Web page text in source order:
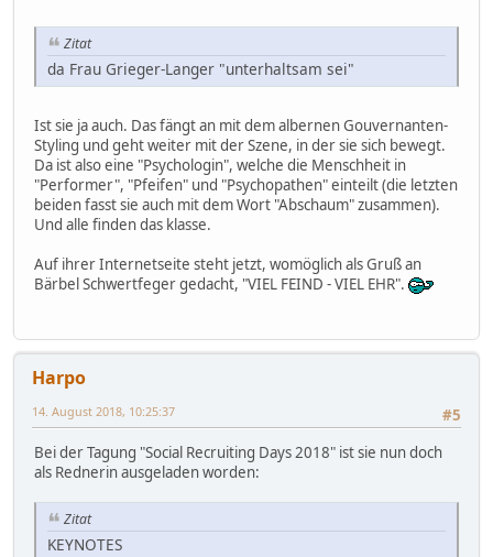
Zitat
da Frau Grieger-Langer "unterhaltsam sei"
Ist sie ja auch. Das fängt an mit dem albernen Gouvernanten-
Styling und geht weiter mit der Szene, in der sie sich bewegt.
Da ist also eine "Psychologin", welche die Menschheit in
"Performer", "Pfeifen" und "Psychopathen" einteilt (die letzten
beiden fasst sie auch mit dem Wort "Abschaum" zusammen).
Und alle finden das klasse.
Auf ihrer Internetseite steht jetzt, womöglich als Gruß an
Bärbel Schwertfeger gedacht, "VIEL FEIND - VIEL EHR".
Harpo
#5
14. August 2018, 10:25:37
Bei der Tagung "Social Recruiting Days 2018" ist sie nun doch
als Rednerin ausgeladen worden:
Zitat
KEYNOTES